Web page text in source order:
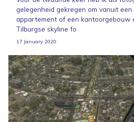
gelegenheid gekregen om vanuit
appartement of een kantoorgebouw
Tilburgse skyline fo
17 January 2020